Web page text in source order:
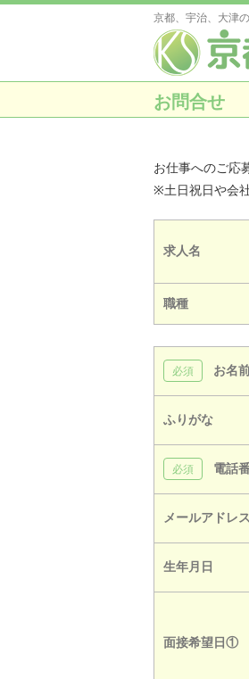
京都、宇治、大津
お問合せ
お仕事へのご応
※土日祝日や会
求人名
職種
お名
ふりがな
電話
メールアドレス
生年月日
面接希望日①